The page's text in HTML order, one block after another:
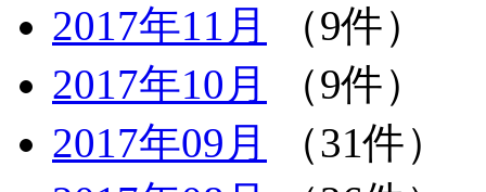
2017年11月
（9件）
2017年10月
（9件）
2017年09月
（31件）